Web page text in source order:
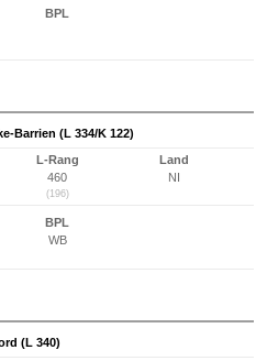
BPL
Barrien (L 334/K 122)
L-Rang
460
(196)
Land
NI
BPL
WB
(L 340)